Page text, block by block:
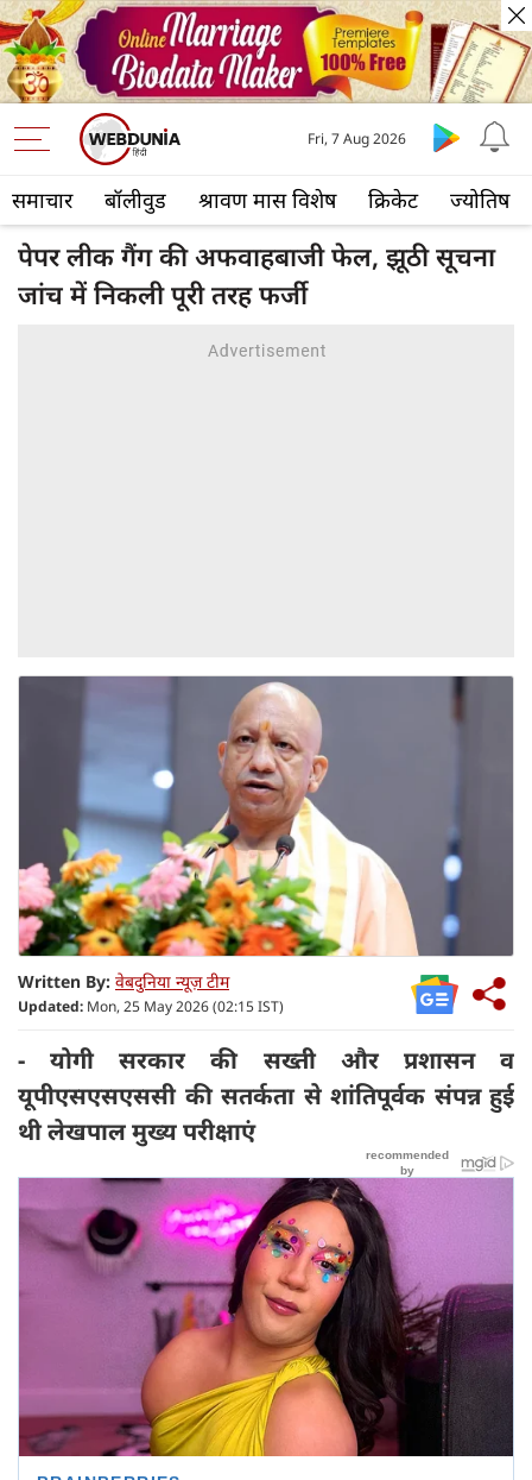
समाचार बॉलीवुड श्रावण मास विशेष क्रिकेट ज्योतिष
Fri, 7 Aug 2026
पेपर लीक गैंग की अफवाहबाजी फेल, झूठी सूचना
जांच में निकली पूरी तरह फर्जी
Written By: वेबदुनिया न्यूज़ टीम
Updated: Mon, 25 May 2026 (02:15 IST)
- योगी सरकार की सख्ती और प्रशासन व
यूपीएसएसएससी की सतर्कता से शांतिपूर्वक संपन्न हुई
थी लेखपाल मुख्य परीक्षाएं